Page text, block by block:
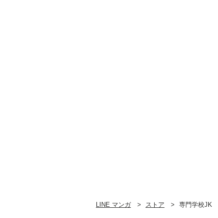
LINE マンガ ストア 専門学校JK